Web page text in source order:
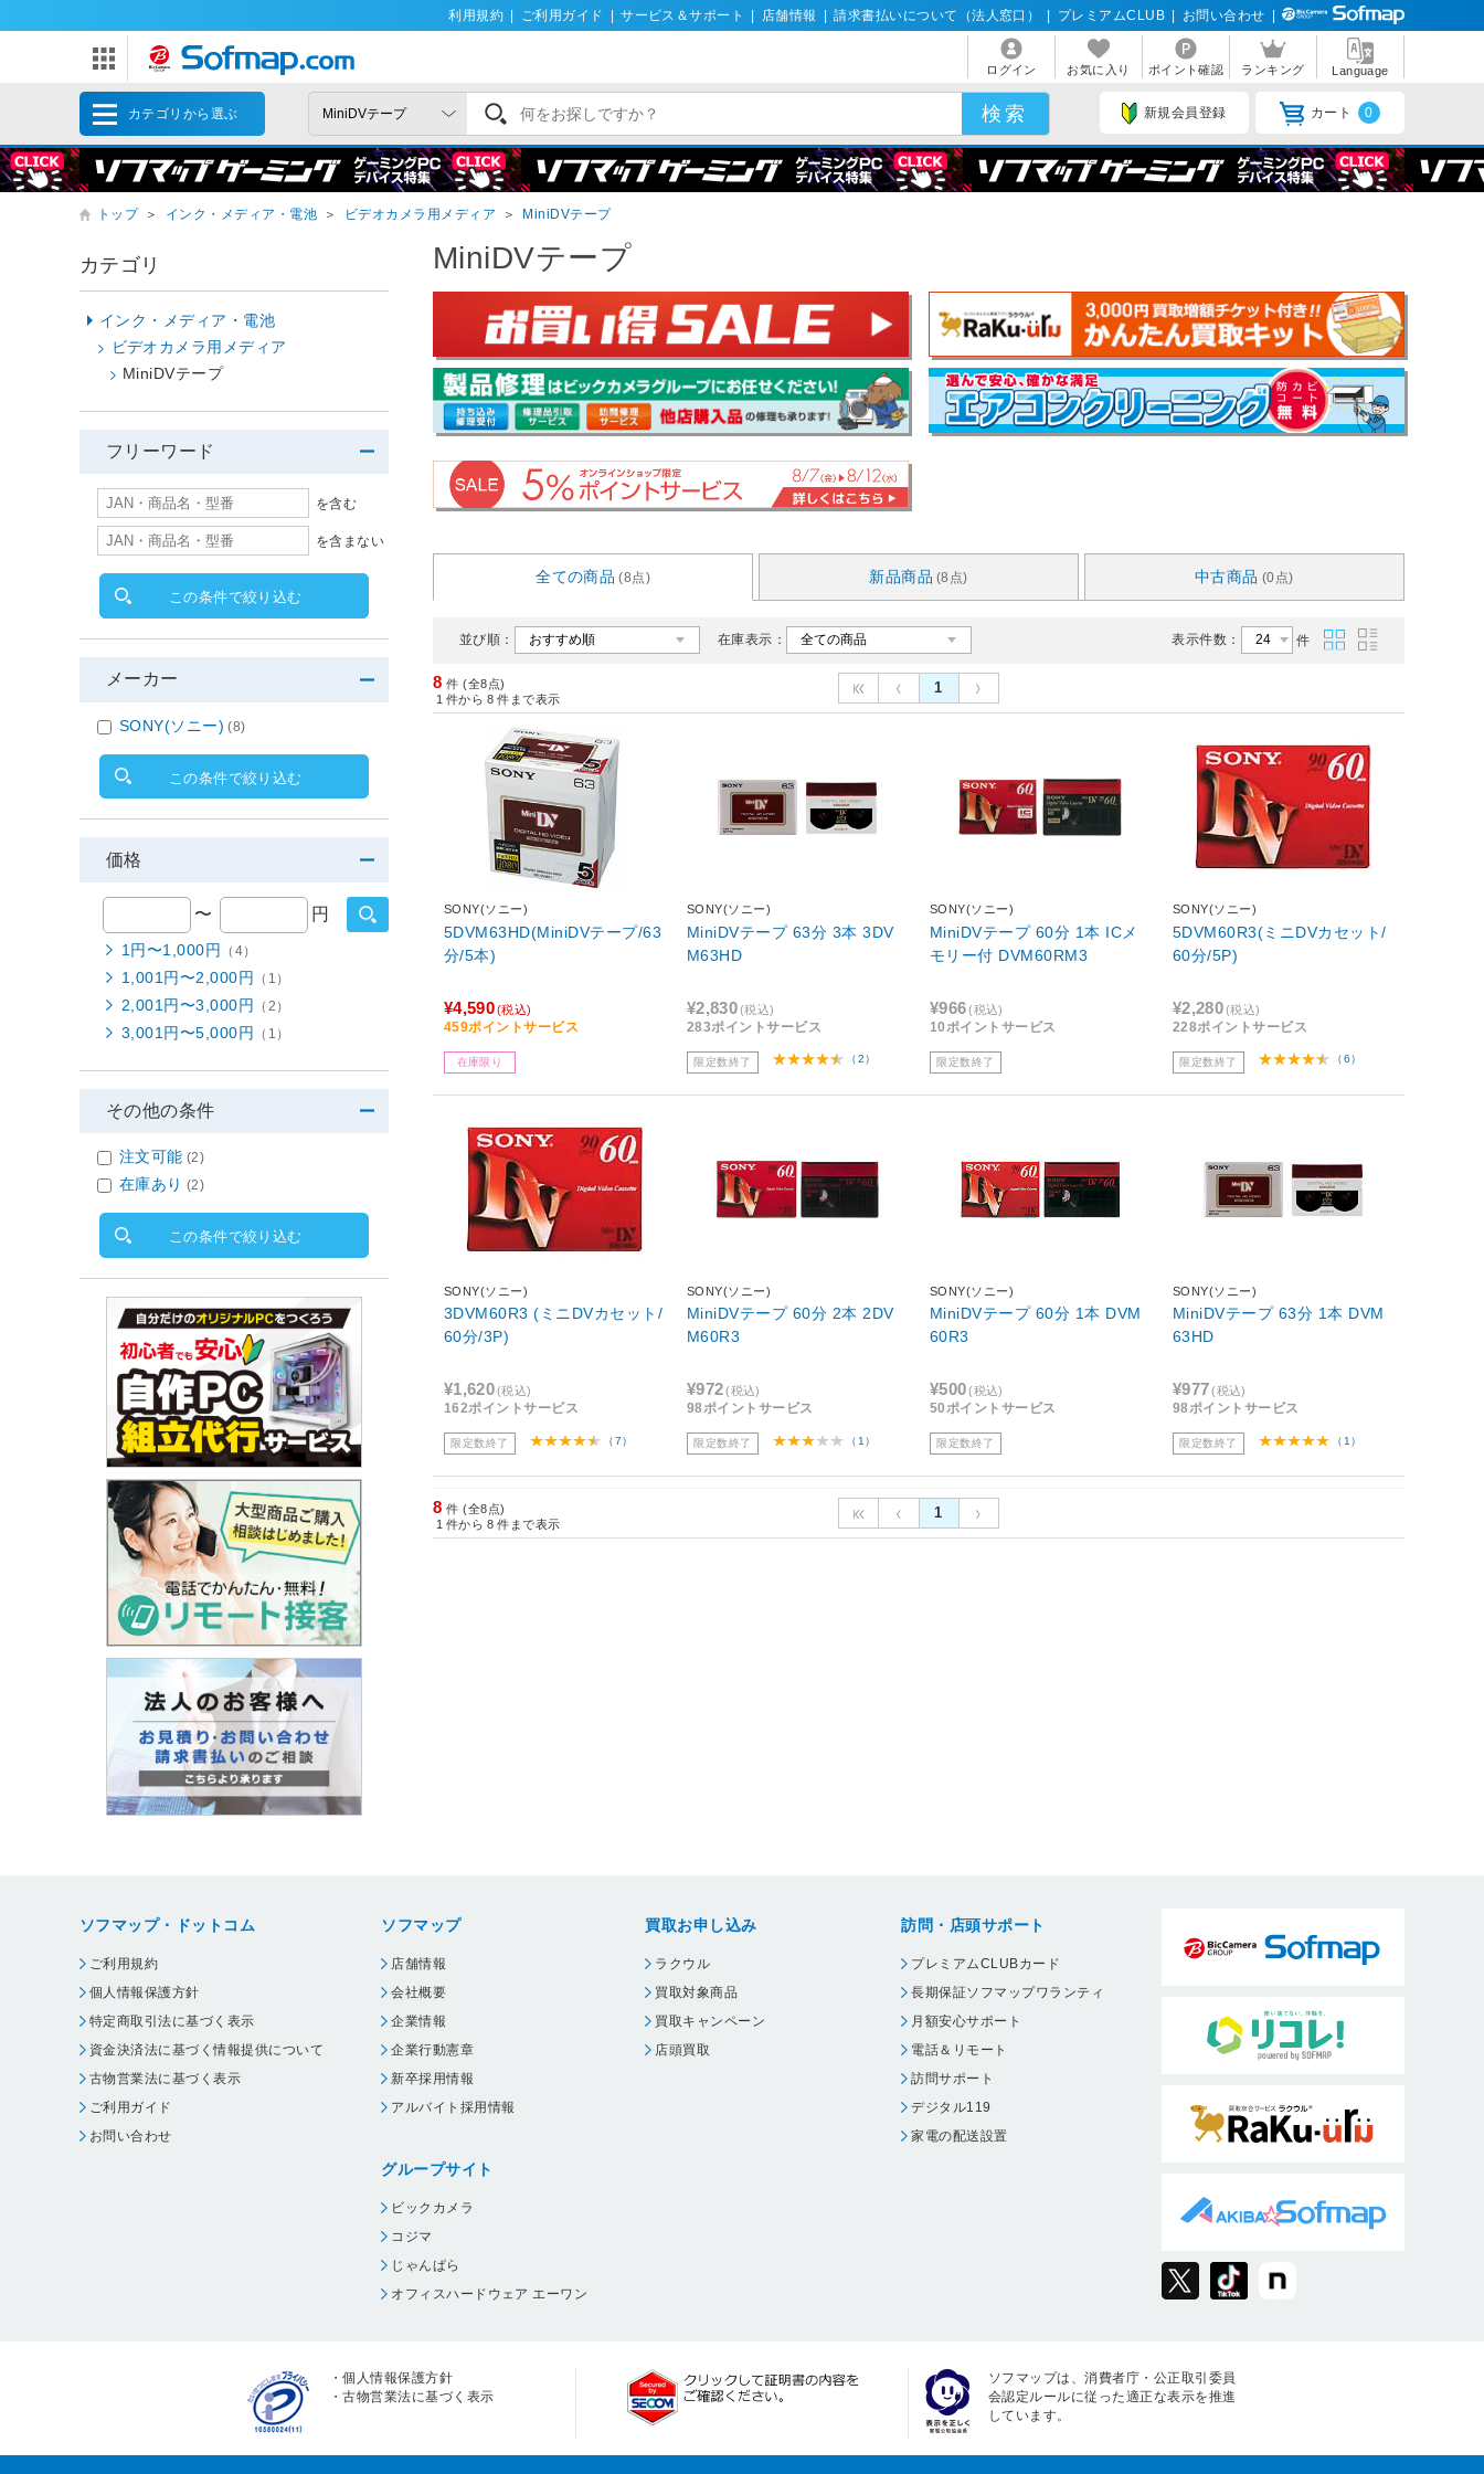
利用規約 ご利用ガイド サービス＆サポート 店舗情報 請求書払いについて（法人窓口） プレミアムCLUB お問い合わせ
ログイン お気に入り ポイント確認 ランキング Language
カテゴリから選ぶ 新規会員登録 カート 0
トップ ＞ インク・メディア・電池 ＞ ビデオカメラ用メディア ＞ MiniDVテープ
MiniDVテープ
全ての商品 (8点) 新品商品 (8点) 中古商品 (0点)
並び順： 在庫表示： 表示件数： 件
8 件 (全8点)
1 件から 8 件まで表示
1
SONY(ソニー)
5DVM63HD(MiniDVテープ/63
分/5本)
¥4,590(税込)
459ポイントサービス
在庫限り
SONY(ソニー)
MiniDVテープ 63分 3本 3DV
M63HD
¥2,830(税込)
283ポイントサービス
限定数終了 （2）
SONY(ソニー)
MiniDVテープ 60分 1本 ICメ
モリー付 DVM60RM3
¥966 (税込)
10ポイントサービス
限定数終了
SONY(ソニー)
5DVM60R3(ミニDVカセット/
60分/5P)
¥2,280(税込)
228ポイントサービス
限定数終了 （6）
SONY(ソニー)
3DVM60R3 (ミニDVカセット/
60分/3P)
¥1,620(税込)
162ポイントサービス
限定数終了 （7）
SONY(ソニー)
MiniDVテープ 60分 2本 2DV
M60R3
¥972 (税込)
98ポイントサービス
限定数終了 （1）
SONY(ソニー)
MiniDVテープ 60分 1本 DVM
60R3
¥500 (税込)
50ポイントサービス
限定数終了
SONY(ソニー)
MiniDVテープ 63分 1本 DVM
63HD
¥977 (税込)
98ポイントサービス
限定数終了 （1）
8 件 (全8点)
1 件から 8 件まで表示
1
カテゴリ
インク・メディア・電池
ビデオカメラ用メディア
MiniDVテープ
フリーワード
を含む
を含まない
この条件で絞り込む
メーカー
SONY(ソニー) (8)
この条件で絞り込む
価格
〜 円
1円〜1,000円 （4）
1,001円〜2,000円 （1）
2,001円〜3,000円 （2）
3,001円〜5,000円 （1）
その他の条件
注文可能 (2)
在庫あり (2)
この条件で絞り込む
ソフマップ・ドットコム
ご利用規約
個人情報保護方針
特定商取引法に基づく表示
資金決済法に基づく情報提供について
古物営業法に基づく表示
ご利用ガイド
お問い合わせ
ソフマップ
店舗情報
会社概要
企業情報
企業行動憲章
新卒採用情報
アルバイト採用情報
グループサイト
ビックカメラ
コジマ
じゃんぱら
オフィスハードウェア エーワン
買取お申し込み
ラクウル
買取対象商品
買取キャンペーン
店頭買取
訪問・店頭サポート
プレミアムCLUBカード
長期保証ソフマップワランティ
月額安心サポート
電話＆リモート
訪問サポート
デジタル119
家電の配送設置
・個人情報保護方針
・古物営業法に基づく表示
ソフマップは、消費者庁・公正取引委員
会認定ルールに従った適正な表示を推進
しています。